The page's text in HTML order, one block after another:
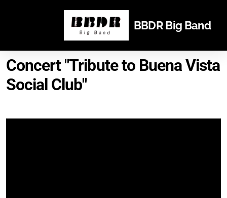
BBDR Big Band
Concert "Tribute to Buena Vista
Social Club"